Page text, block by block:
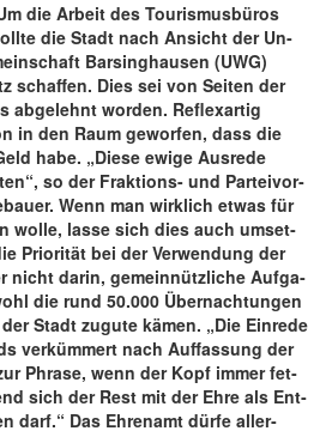
die Ar­beit des Tou­ris­mus­büros
die Stadt nach An­sicht der Un­
Bar­sin­g­hau­sen (U­WG)
schaf­fen. Dies sei von Sei­ten der
ab­ge­lehnt wor­den. Re­flexar­tig
in den Raum ge­wor­fen, dass die
ha­be. „­Diese ewige Aus­rede
so der Frak­ti­ons- und Par­tei­vor­
Wenn man wirk­lich et­was für
wol­le, lasse sich dies auch um­set­
Prio­rität bei der Ver­wen­dung der
nicht dar­in, ge­meinnütz­li­che Auf­ga­
die rund 50.000 Ü­ber­nach­tun­gen
Stadt zu­gute kä­men. „­Die Ein­rede
ver­küm­mert nach Auf­fas­sung der
Phra­se, wenn der Kopf im­mer fet­
sich der Rest mit der Ehre als Ent­
dar­f.“ Das Eh­ren­amt dürfe al­ler­